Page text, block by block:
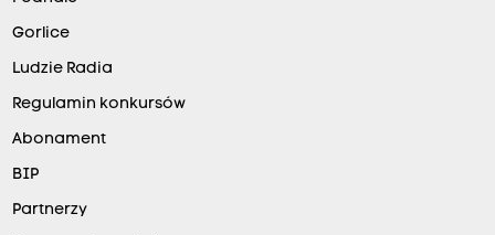
Gorlice
Ludzie Radia
Regulamin konkursów
Abonament
BIP
Partnerzy